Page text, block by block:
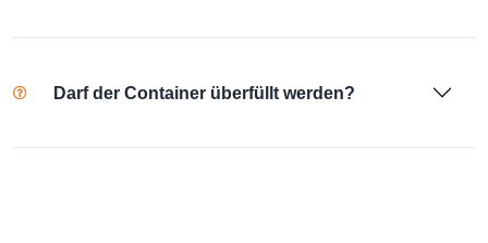
Darf der Container überfüllt werden?